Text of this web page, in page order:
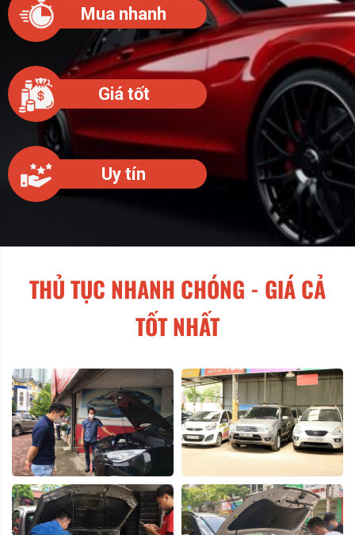
Mua nhanh
Giá tốt
Uy tín
THỦ TỤC NHANH CHÓNG - GIÁ CẢ
TỐT NHẤT